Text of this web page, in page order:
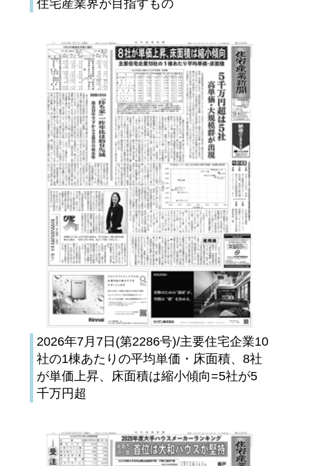
住宅産業界が目指すもの
2026年7月7日(第2286号)/主要住宅企業10
社の1棟あたりの平均単価・床面積、8社
が単価上昇、床面積は縮小傾向=5社が5
千万円超